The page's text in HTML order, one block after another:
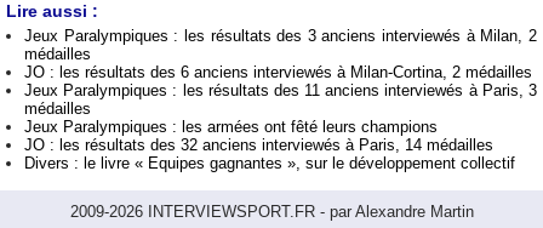
Lire aussi :
Jeux Paralympiques : les résultats des 3 anciens interviewés à Milan, 2
médailles
JO : les résultats des 6 anciens interviewés à Milan-Cortina, 2 médailles
Jeux Paralympiques : les résultats des 11 anciens interviewés à Paris, 3
médailles
Jeux Paralympiques : les armées ont fêté leurs champions
JO : les résultats des 32 anciens interviewés à Paris, 14 médailles
Divers : le livre « Equipes gagnantes », sur le développement collectif
2009-2026 INTERVIEWSPORT.FR - par Alexandre Martin